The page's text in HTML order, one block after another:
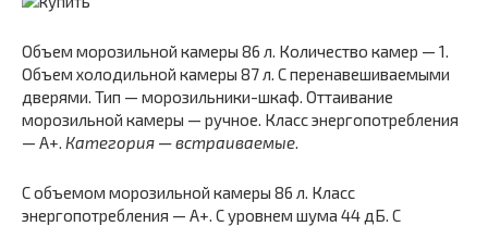
Объем морозильной камеры 86 л. Количество камер — 1.
Объем холодильной камеры 87 л. С перенавешиваемыми
дверями. Тип — морозильники-шкаф. Оттаивание
морозильной камеры — ручное. Класс энергопотребления
— A+. Категория — встраиваемые.
С объемом морозильной камеры 86 л. Класс
энергопотребления — A+. С уровнем шума 44 дБ. С